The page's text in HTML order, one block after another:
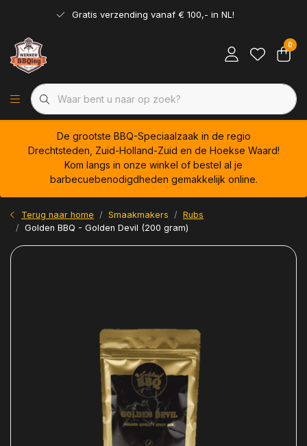
Gratis verzending vanaf € 100,- in NL!
0
De grootste BBQ-Speciaalzaak in de regio
Drechtsteden, Zuid-Holland-Zuid en de Hoekse Waard!
Kom langs in onze winkel of bestel al je
barbecuebenodigdheden gemakkelijk online.
Terug naar home Smaakmakers
Rubs
Golden BBQ - Golden Devil (200 gram)